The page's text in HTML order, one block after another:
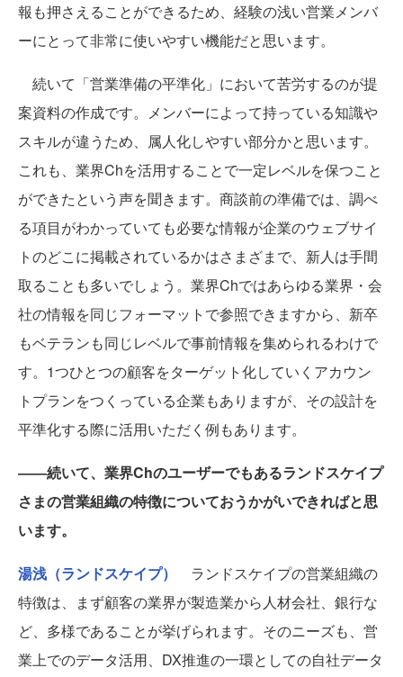
報も押さえることができるため、経験の浅い営業メンバ
ーにとって非常に使いやすい機能だと思います。
続いて「営業準備の平準化」において苦労するのが提
案資料の作成です。メンバーによって持っている知識や
スキルが違うため、属人化しやすい部分かと思います。
これも、業界Chを活用することで一定レベルを保つこと
ができたという声を聞きます。商談前の準備では、調べ
る項目がわかっていても必要な情報が企業のウェブサイ
トのどこに掲載されているかはさまざまで、新人は手間
取ることも多いでしょう。業界Chではあらゆる業界・会
社の情報を同じフォーマットで参照できますから、新卒
もベテランも同じレベルで事前情報を集められるわけで
す。1つひとつの顧客をターゲット化していくアカウン
トプランをつくっている企業もありますが、その設計を
平準化する際に活用いただく例もあります。
――続いて、業界Chのユーザーでもあるランドスケイプ
さまの営業組織の特徴についておうかがいできればと思
います。
湯浅（ランドスケイプ）
ランドスケイプの営業組織の
特徴は、まず顧客の業界が製造業から人材会社、銀行な
ど、多様であることが挙げられます。そのニーズも、営
業上でのデータ活用、DX推進の一環としての自社データ